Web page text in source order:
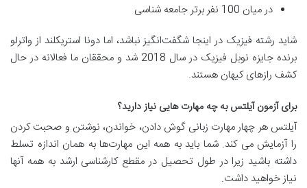
در میان 100 نفر برتر جامعه شناسی
شاید رشته فیزیک در اینجا شگفت‌انگیز نباشد، اما دونا استریکلند از واترلو
برنده جایزه نوبل فیزیک در سال 2018 شد و محققان ما فعالانه در حال
کشف رازهای کیهان هستند.
برای آزمون آیلتس به چه مهارت هایی نیاز دارید؟
آیلتس هر چهار مهارت زبانی گوش دادن، خواندن، نوشتن و صحبت کردن
را آزمایش می کند. شما باید به همه این مهارت‌ها به همان اندازه تسلط
داشته باشید زیرا در طول تحصیل در مقطع کارشناسی ارشد به همه آنها
نیاز خواهید داشت.